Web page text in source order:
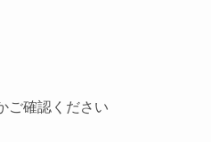
ご確認ください